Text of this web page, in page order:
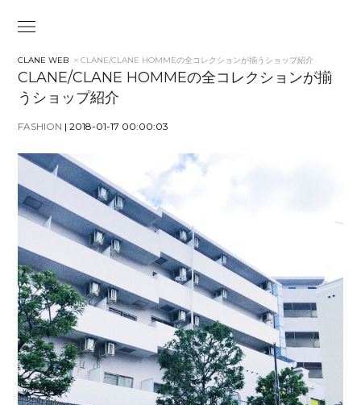
CLANE WEB > CLANE/CLANE HOMMEの全コレクションが揃うショップ紹介
CLANE/CLANE HOMMEの全コレクションが揃
うショップ紹介
FASHION | 2018-01-17 00:00:03